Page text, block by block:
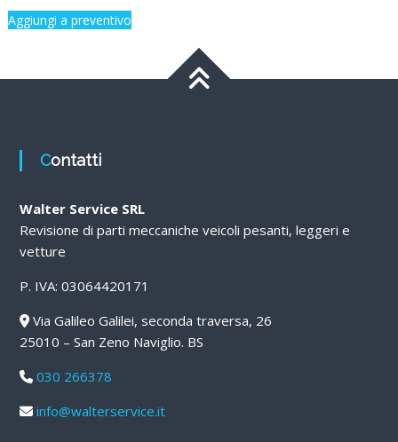
Aggiungi a preventivo
Contatti
Walter Service SRL
Revisione di parti meccaniche veicoli pesanti, leggeri e
vetture
P. IVA: 03064420171
Via Galileo Galilei, seconda traversa, 26
25010 – San Zeno Naviglio. BS
030 266378
info@walterservice.it